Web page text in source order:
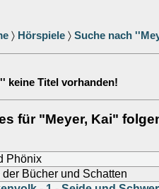
〉 Hörspiele 〉 Suche nach
'' keine Titel vorhanden!
für "Meyer, Kai"
Phönix
der Bücher und Schatten